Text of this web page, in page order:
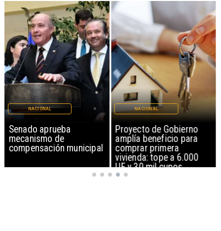
Senado aprueba
mecanismo de
compensación municipal
NACIONAL
Proyecto de Gobierno
amplía beneficio para
comprar primera
vivienda: tope a 6.000
UF y 30 mil cupos
NACIONAL